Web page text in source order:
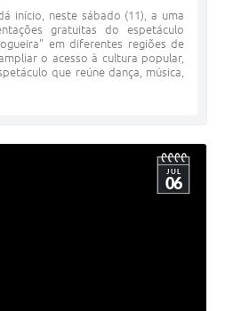
início, neste sábado (11), a uma
gratuitas do espetáculo
em diferentes regiões de
o acesso à cultura popular,
que reúne dança, música,
JUL
06